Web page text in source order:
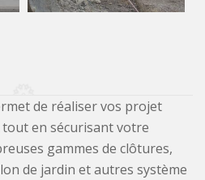
de réaliser vos projet
en sécurisant votre
gammes de clôtures,
de jardin et autres système